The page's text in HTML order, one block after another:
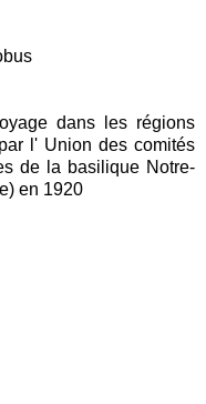
dans les régions
l' Union des comités
de la basilique Notre-
en 1920